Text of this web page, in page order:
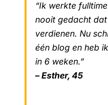
“Ik werkte
nooit gedacht
verdienen. Nu
één blog en heb
in 6 weken.”
– Esther, 45